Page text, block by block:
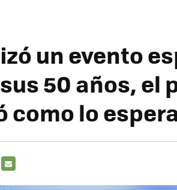
un evento
50 años, el
como lo